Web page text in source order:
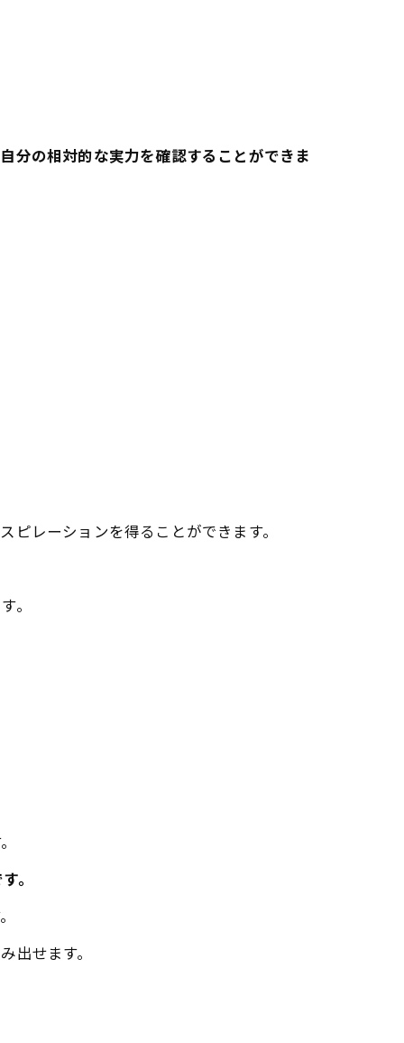
分の相対的な実力を確認することができま
レーションを得ることができます。
。
。
出せます。